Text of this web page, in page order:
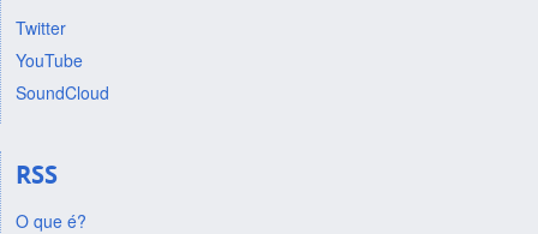
Twitter
YouTube
SoundCloud
RSS
O que é?